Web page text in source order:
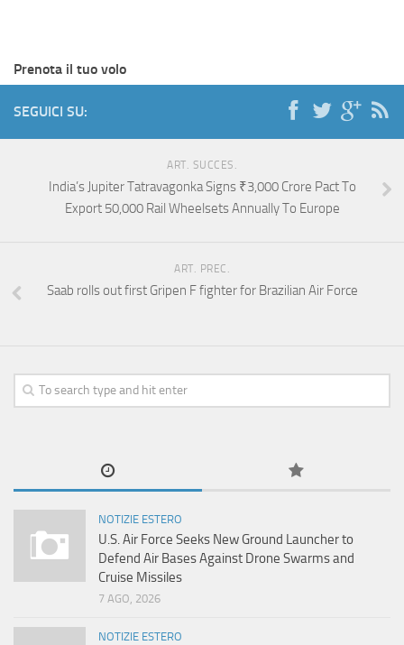
Prenota il tuo volo
SEGUICI SU:
ART. SUCCES.
India’s Jupiter Tatravagonka Signs ₹3,000 Crore Pact To
Export 50,000 Rail Wheelsets Annually To Europe
ART. PREC.
Saab rolls out first Gripen F fighter for Brazilian Air Force
NOTIZIE ESTERO
U.S. Air Force Seeks New Ground Launcher to
Defend Air Bases Against Drone Swarms and
Cruise Missiles
7 AGO, 2026
NOTIZIE ESTERO